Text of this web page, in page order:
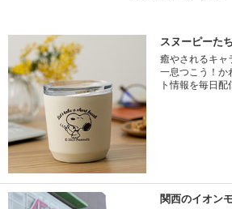
スヌーピーた
癒やされるキャ
一息つこう！か
ト情報を毎日配
関西のイオン